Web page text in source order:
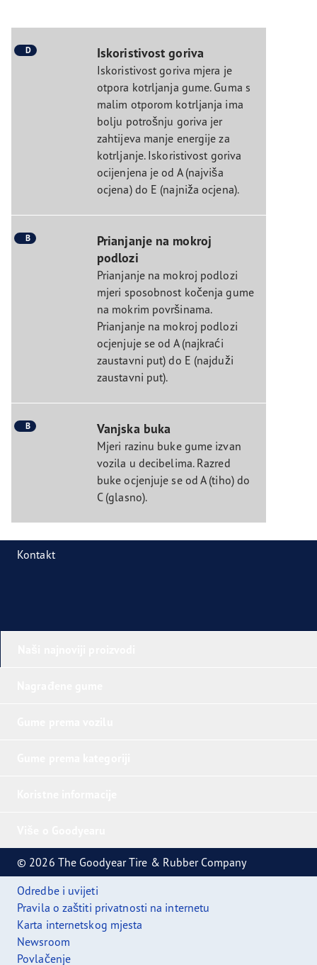
D Iskoristivost goriva
Iskoristivost goriva mjera je
otpora kotrljanja gume. Guma s
malim otporom kotrljanja ima
bolju potrošnju goriva jer
zahtijeva manje energije za
kotrljanje. Iskoristivost goriva
ocijenjena je od A (najviša
ocjena) do E (najniža ocjena).
B
Prianjanje na mokroj
podlozi
Prianjanje na mokroj podlozi
mjeri sposobnost kočenja gume
na mokrim površinama.
Prianjanje na mokroj podlozi
ocjenjuje se od A (najkraći
zaustavni put) do E (najduži
zaustavni put).
B Vanjska buka
Mjeri razinu buke gume izvan
vozila u decibelima. Razred
buke ocjenjuje se od A (tiho) do
C (glasno).
Kontakt
© 2026 The Goodyear Tire & Rubber Company
Odredbe i uvijeti
Pravila o zaštiti privatnosti na internetu
Karta internetskog mjesta
Newsroom
Povlačenje